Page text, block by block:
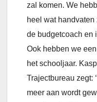
zal komen. We
heel wat
de budgetcoach en
Ook hebben we
het schooljaar.
Trajectbureau zegt:
meer aan wordt